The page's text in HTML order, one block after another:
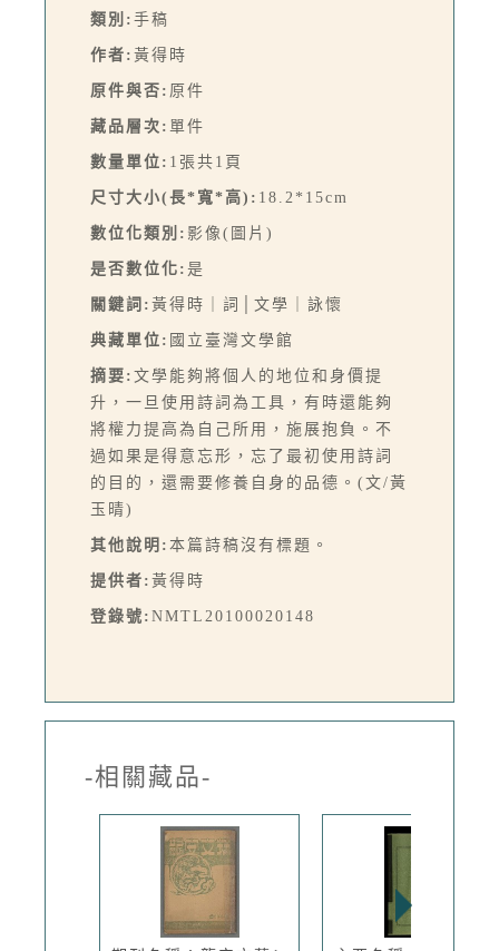
類別: 手稿
作者: 黃得時
原件與否: 原件
藏品層次: 單件
數量單位: 1張共1頁
尺寸大小(長*寬*高): 18.2*15cm
數位化類別: 影像(圖片)
是否數位化: 是
關鍵詞: 黃得時｜詞│文學｜詠懷
典藏單位: 國立臺灣文學館
摘要: 文學能夠將個人的地位和身價提
升，一旦使用詩詞為工具，有時還能夠
將權力提高為自己所用，施展抱負。不
過如果是得意忘形，忘了最初使用詩詞
的目的，還需要修養自身的品德。(文/黃
玉晴)
其他說明: 本篇詩稿沒有標題。
提供者: 黃得時
登錄號: NMTL20100020148
-相關藏品-